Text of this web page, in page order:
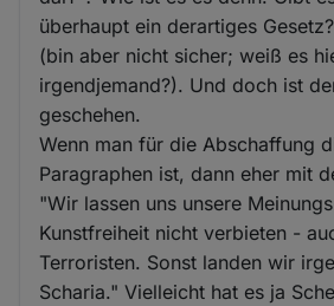
überhaupt ein derartiges
(bin aber nicht sicher; weiß es
irgendjemand?). Und doch ist
geschehen.
Wenn man für die Abschaffung
Paragraphen ist, dann eher mit
"Wir lassen uns unsere
Kunstfreiheit nicht verbieten -
Terroristen. Sonst landen wir
Scharia." Vielleicht hat es ja